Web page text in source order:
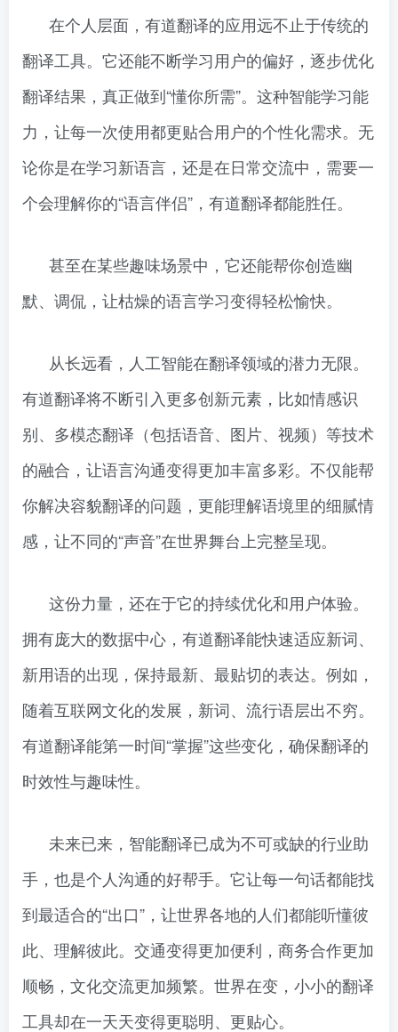
在个人层面，有道翻译的应用远不止于传统的
翻译工具。它还能不断学习用户的偏好，逐步优化
翻译结果，真正做到“懂你所需”。这种智能学习能
力，让每一次使用都更贴合用户的个性化需求。无
论你是在学习新语言，还是在日常交流中，需要一
个会理解你的“语言伴侣”，有道翻译都能胜任。
甚至在某些趣味场景中，它还能帮你创造幽
默、调侃，让枯燥的语言学习变得轻松愉快。
从长远看，人工智能在翻译领域的潜力无限。
有道翻译将不断引入更多创新元素，比如情感识
别、多模态翻译（包括语音、图片、视频）等技术
的融合，让语言沟通变得更加丰富多彩。不仅能帮
你解决容貌翻译的问题，更能理解语境里的细腻情
感，让不同的“声音”在世界舞台上完整呈现。
这份力量，还在于它的持续优化和用户体验。
拥有庞大的数据中心，有道翻译能快速适应新词、
新用语的出现，保持最新、最贴切的表达。例如，
随着互联网文化的发展，新词、流行语层出不穷。
有道翻译能第一时间“掌握”这些变化，确保翻译的
时效性与趣味性。
未来已来，智能翻译已成为不可或缺的行业助
手，也是个人沟通的好帮手。它让每一句话都能找
到最适合的“出口”，让世界各地的人们都能听懂彼
此、理解彼此。交通变得更加便利，商务合作更加
顺畅，文化交流更加频繁。世界在变，小小的翻译
工具却在一天天变得更聪明、更贴心。